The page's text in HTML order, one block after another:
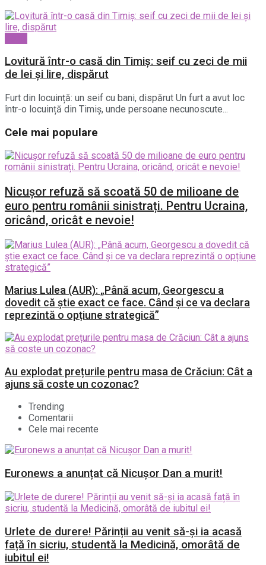
Lovitură într-o casă din Timiș: seif cu zeci de mii
de lei și lire, dispărut
Furt din locuință: un seif cu bani, dispărut Un furt a avut loc
într-o locuință din Timiș, unde persoane necunoscute...
Cele mai populare
Nicușor refuză să scoată 50 de milioane de
euro pentru românii sinistrați. Pentru Ucraina,
oricând, oricât e nevoie!
Marius Lulea (AUR): „Până acum, Georgescu a
dovedit că știe exact ce face. Când și ce va declara
reprezintă o opțiune strategică”
Au explodat prețurile pentru masa de Crăciun: Cât a
ajuns să coste un cozonac?
Trending
Comentarii
Cele mai recente
Euronews a anunțat că Nicușor Dan a murit!
Urlete de durere! Părinții au venit să-și ia acasă
față în sicriu, studentă la Medicină, omorâtă de
iubitul ei!